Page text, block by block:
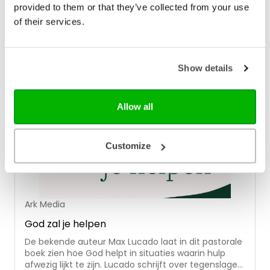
provided to them or that they’ve collected from your use
of their services.
Show details
Allow all
Customize
bent niet alleen staan de wonderen die in het
evangelie van Johannes worden beschreven. De
zeggen ook: 'Ik ben er en Ik zorg voor je.'
Ark Media
God zal je helpen
De bekende auteur Max Lucado laat in dit pastorale
boek zien hoe God helpt in situaties waarin hulp
afwezig lijkt te zijn. Lucado schrijft over tegenslagen,